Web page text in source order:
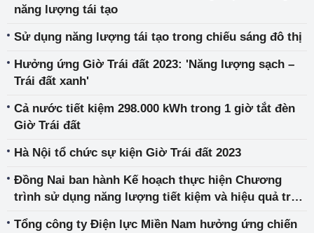
năng lượng tái tạo
Sử dụng năng lượng tái tạo trong chiếu sáng đô thị
Hưởng ứng Giờ Trái đất 2023: 'Năng lượng sạch –
Trái đất xanh'
Cả nước tiết kiệm 298.000 kWh trong 1 giờ tắt đèn
Giờ Trái đất
Hà Nội tổ chức sự kiện Giờ Trái đất 2023
Đồng Nai ban hành Kế hoạch thực hiện Chương
trình sử dụng năng lượng tiết kiệm và hiệu quả trên
Tổng công ty Điện lực Miền Nam hưởng ứng chiến